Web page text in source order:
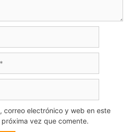
correo electrónico y web en este
vez que comente.